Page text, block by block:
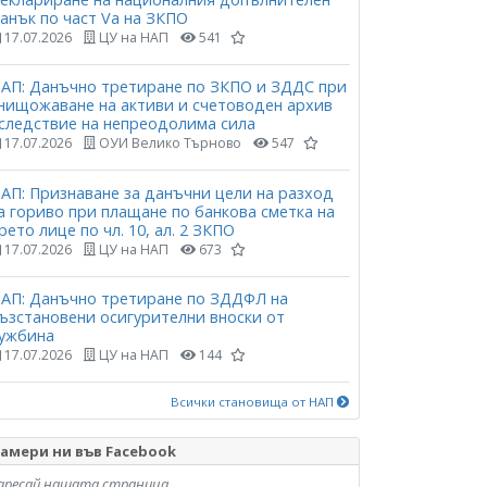
по част Vа на ЗКПО
17.07.2026 ЦУ на НАП 541
Данъчно третиране по ЗКПО и ЗДДС при
на активи и счетоводен архив
на непреодолима сила
17.07.2026 ОУИ Велико Търново 547
Признаване за данъчни цели на разход
гориво при плащане по банкова сметка на
лице по чл. 10, ал. 2 ЗКПО
17.07.2026 ЦУ на НАП 673
Данъчно третиране по ЗДДФЛ на
осигурителни вноски от
17.07.2026 ЦУ на НАП 144
Всички становища от НАП
ни във Facebook